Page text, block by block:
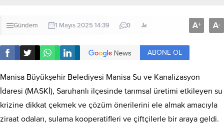
Gündem 1 Mayıs 2025 14:39 0 A+ A-
ABONE OL
Manisa Büyükşehir Belediyesi Manisa Su ve Kanalizasyon
İdaresi (MASKİ), Saruhanlı ilçesinde tarımsal üretimi etkileyen su
krizine dikkat çekmek ve çözüm önerilerini ele almak amacıyla
ziraat odaları, sulama kooperatifleri ve çiftçilerle bir araya geldi.